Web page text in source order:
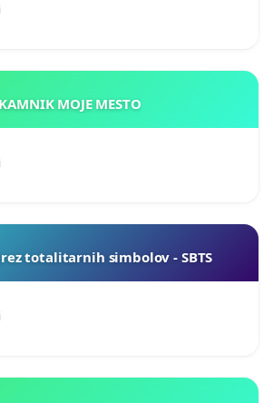
KAMNIK MOJE MESTO
totalitarnih simbolov - SBTS